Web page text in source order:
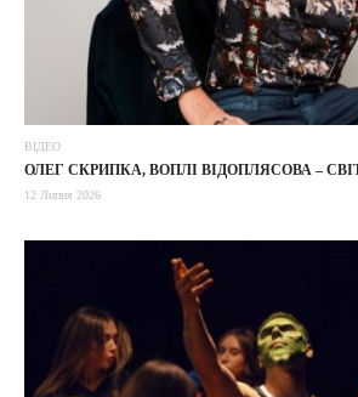
ВІДЕО
ОЛЕГ СКРИПКА, ВОПЛІ ВІДОПЛЯСОВА –
12 Липня 2026